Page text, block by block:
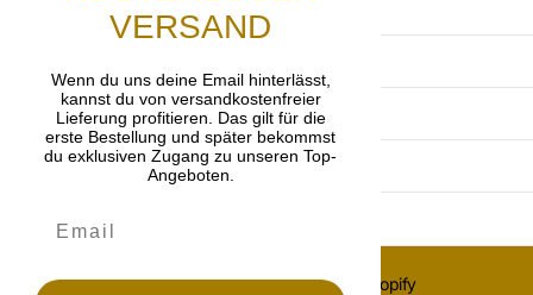
Privacy Policy
imprint
Cancellation policy
©2026OnlyGrace, Powered by Shopify
VERSAND
Wenn du uns deine Email hinterlässt,
kannst du von versandkostenfreier
Lieferung profitieren. Das gilt für die
erste Bestellung und später bekommst
du exklusiven Zugang zu unseren Top-
Angeboten.